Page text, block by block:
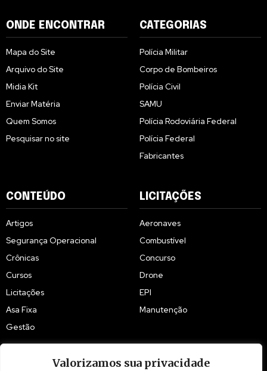
Valorizamos sua privacidade
ONDE ENCONTRAR
Mapa do Site
Arquivo do Site
Midia Kit
Enviar Matéria
Quem Somos
Pesquisar no site
CATEGORIAS
Polícia Militar
Corpo de Bombeiros
Polícia Civil
SAMU
Polícia Rodoviária Federal
Polícia Federal
Fabricantes
CONTEÚDO
Artigos
Segurança Operacional
Crônicas
Cursos
Licitações
Asa Fixa
Gestão
LICITAÇÕES
Aeronaves
Combustível
Concurso
Drone
EPI
Manutenção